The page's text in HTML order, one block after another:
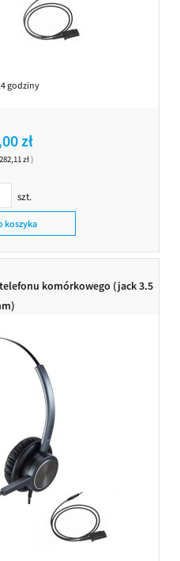
godziny
zł
282,11 zł)
szt.
koszyka
komórkowego (jack 3.5